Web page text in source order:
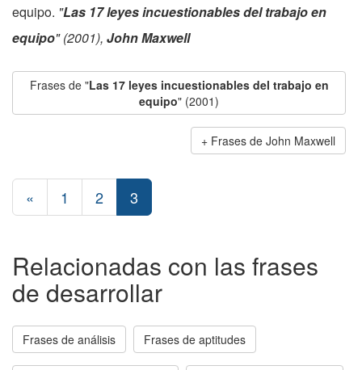
equipo. "Las 17 leyes incuestionables del trabajo en
equipo" (2001), John Maxwell
Frases de "Las 17 leyes incuestionables del trabajo en
equipo" (2001)
Frases de John Maxwell
« 1 2 3
Relacionadas con las frases
de desarrollar
Frases de análisis Frases de aptitudes